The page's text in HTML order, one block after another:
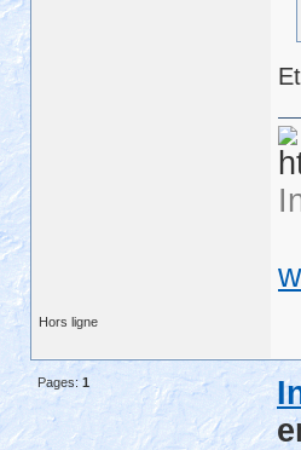
Hors ligne
Pages:1